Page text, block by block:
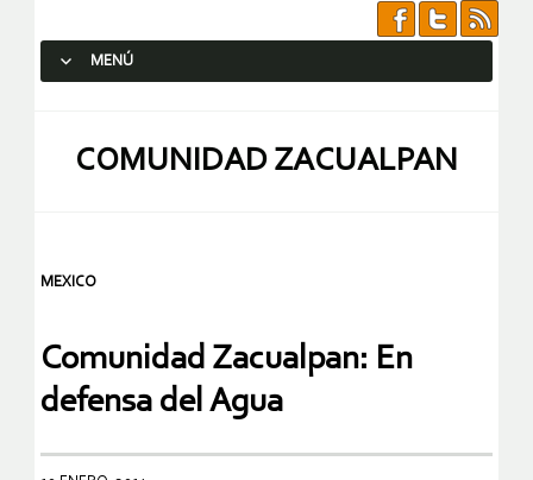
MENÚ
COMUNIDAD ZACUALPAN
MEXICO
Comunidad Zacualpan: En
defensa del Agua